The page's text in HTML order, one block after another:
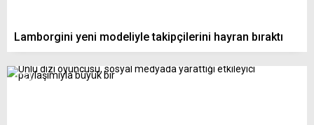
Lamborgini yeni modeliyle takipçilerini hayran bıraktı